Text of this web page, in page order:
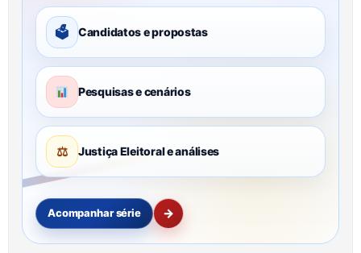
🗳 Candidatos e propostas
Pesquisas e cenários
⚖ Justiça Eleitoral e análises
Acompanhar série →